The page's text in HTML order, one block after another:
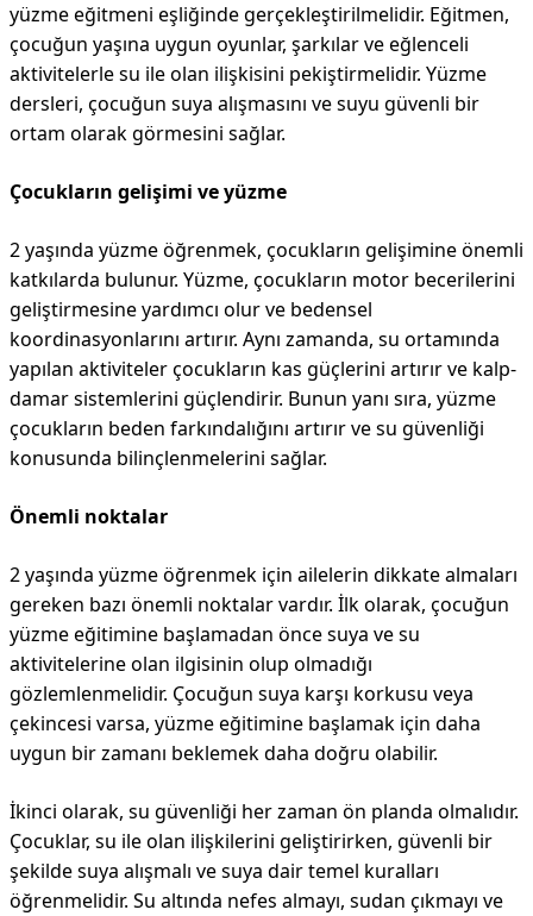
yüzme eğitmeni eşliğinde gerçekleştirilmelidir. Eğitmen,
çocuğun yaşına uygun oyunlar, şarkılar ve eğlenceli
aktivitelerle su ile olan ilişkisini pekiştirmelidir. Yüzme
dersleri, çocuğun suya alışmasını ve suyu güvenli bir
ortam olarak görmesini sağlar.
Çocukların gelişimi ve yüzme
2 yaşında yüzme öğrenmek, çocukların gelişimine önemli
katkılarda bulunur. Yüzme, çocukların motor becerilerini
geliştirmesine yardımcı olur ve bedensel
koordinasyonlarını artırır. Aynı zamanda, su ortamında
yapılan aktiviteler çocukların kas güçlerini artırır ve kalp-
damar sistemlerini güçlendirir. Bunun yanı sıra, yüzme
çocukların beden farkındalığını artırır ve su güvenliği
konusunda bilinçlenmelerini sağlar.
Önemli noktalar
2 yaşında yüzme öğrenmek için ailelerin dikkate almaları
gereken bazı önemli noktalar vardır. İlk olarak, çocuğun
yüzme eğitimine başlamadan önce suya ve su
aktivitelerine olan ilgisinin olup olmadığı
gözlemlenmelidir. Çocuğun suya karşı korkusu veya
çekincesi varsa, yüzme eğitimine başlamak için daha
uygun bir zamanı beklemek daha doğru olabilir.
İkinci olarak, su güvenliği her zaman ön planda olmalıdır.
Çocuklar, su ile olan ilişkilerini geliştirirken, güvenli bir
şekilde suya alışmalı ve suya dair temel kuralları
öğrenmelidir. Su altında nefes almayı, sudan çıkmayı ve